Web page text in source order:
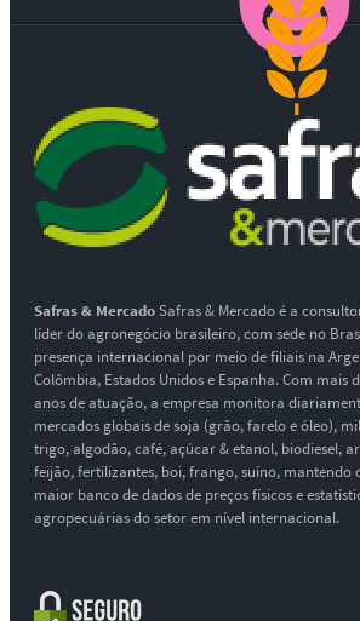
Safras & MercadoSafras & Mercado é a
líder do agronegócio brasileiro, com sede no
presença internacional por meio de filiais na
Colômbia, Estados Unidos e Espanha. Com mais
anos de atuação, a empresa monitora
mercados globais de soja (grão, farelo e óleo),
trigo, algodão, café, açúcar & etanol, biodiesel,
feijão, fertilizantes, boi, frango, suíno, mantendo
maior banco de dados de preços físicos e
agropecuárias do setor em nível internacional.